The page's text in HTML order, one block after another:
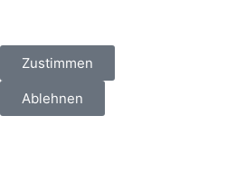
Zustimmen
Ablehnen